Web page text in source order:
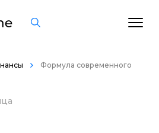
Формула современного